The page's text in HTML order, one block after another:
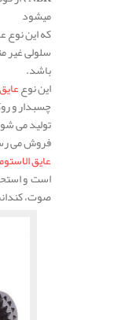
میشود
که این نوع
سلولی غیر
باشد.
این نوع
چسبدار و
تولید می
فروش می
عایق
است و
صوت،